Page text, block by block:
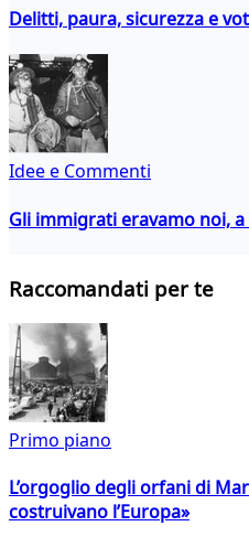
Delitti, paura, sicurezza e
Idee e Commenti
Gli immigrati eravamo noi,
Raccomandati per te
Primo piano
L’orgoglio degli orfani di
costruivano l’Europa»